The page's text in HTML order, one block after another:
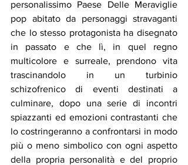
personalissimo Paese Delle Meraviglie
pop abitato da personaggi stravaganti
che lo stesso protagonista ha disegnato
in passato e che lì, in quel regno
multicolore e surreale, prendono vita
trascinandolo in un turbinio
schizofrenico di eventi destinati a
culminare, dopo una serie di incontri
spiazzanti ed emozioni contrastanti che
lo costringeranno a confrontarsi in modo
più o meno simbolico con ogni aspetto
della propria personalità e del proprio